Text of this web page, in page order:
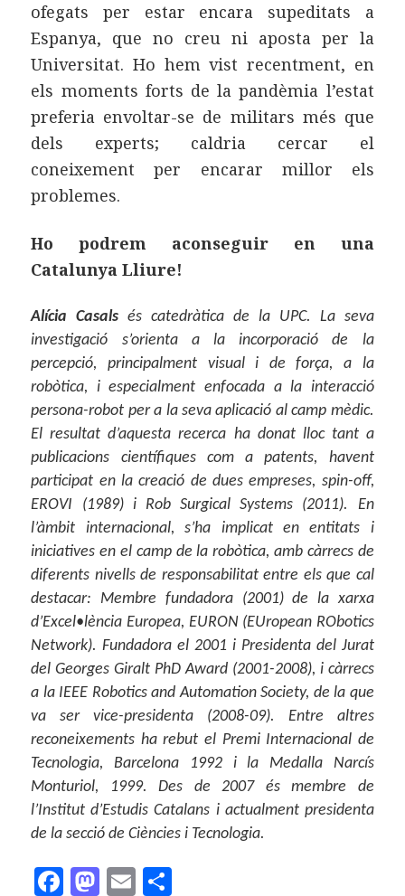
ofegats per estar encara supeditats a
Espanya, que no creu ni aposta per la
Universitat. Ho hem vist recentment, en
els moments forts de la pandèmia l’estat
preferia envoltar-se de militars més que
dels experts; caldria cercar el
coneixement per encarar millor els
problemes.
Ho podrem aconseguir en una
Catalunya Lliure!
Alícia Casals és catedràtica de la UPC. La seva
investigació s’orienta a la incorporació de la
percepció, principalment visual i de força, a la
robòtica, i especialment enfocada a la interacció
persona-robot per a la seva aplicació al camp mèdic.
El resultat d’aquesta recerca ha donat lloc tant a
publicacions científiques com a patents, havent
participat en la creació de dues empreses, spin-off,
EROVI (1989) i Rob Surgical Systems (2011). En
l’àmbit internacional, s’ha implicat en entitats i
iniciatives en el camp de la robòtica, amb càrrecs de
diferents nivells de responsabilitat entre els que cal
destacar: Membre fundadora (2001) de la xarxa
d’Excel•lència Europea, EURON (EUropean RObotics
Network). Fundadora el 2001 i Presidenta del Jurat
del Georges Giralt PhD Award (2001-2008), i càrrecs
a la IEEE Robotics and Automation Society, de la que
va ser vice-presidenta (2008-09). Entre altres
reconeixements ha rebut el Premi Internacional de
Tecnologia, Barcelona 1992 i la Medalla Narcís
Monturiol, 1999. Des de 2007 és membre de
l’Institut d’Estudis Catalans i actualment presidenta
de la secció de Ciències i Tecnologia.
F M E